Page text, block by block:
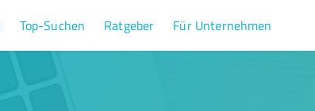
Top-Suchen Ratgeber Für Unternehmen